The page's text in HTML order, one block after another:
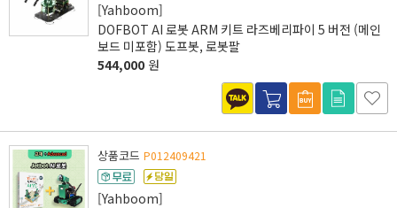
[Yahboom]
DOFBOT AI 로봇 ARM 키트 라즈베리파이 5 버전 (메인
보드 미포함) 도프봇, 로봇팔
544,000 원
상품코드 P012409421
[Yahboom]